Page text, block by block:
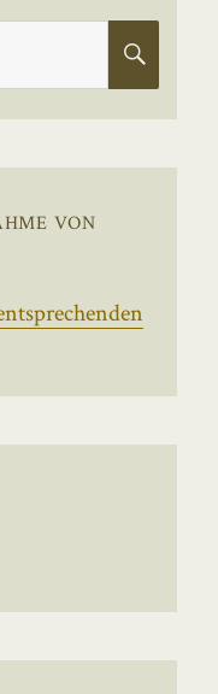
VON